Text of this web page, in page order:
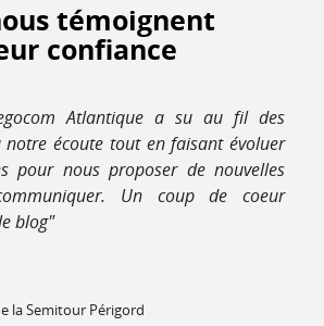
témoignent
confiance
Atlantique a su au fil des
notre écoute tout en faisant évoluer
pour nous proposer de nouvelles
Un coup de coeur
blog"
la Semitour Périgord